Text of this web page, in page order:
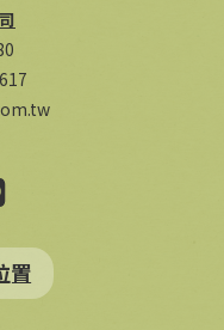
置